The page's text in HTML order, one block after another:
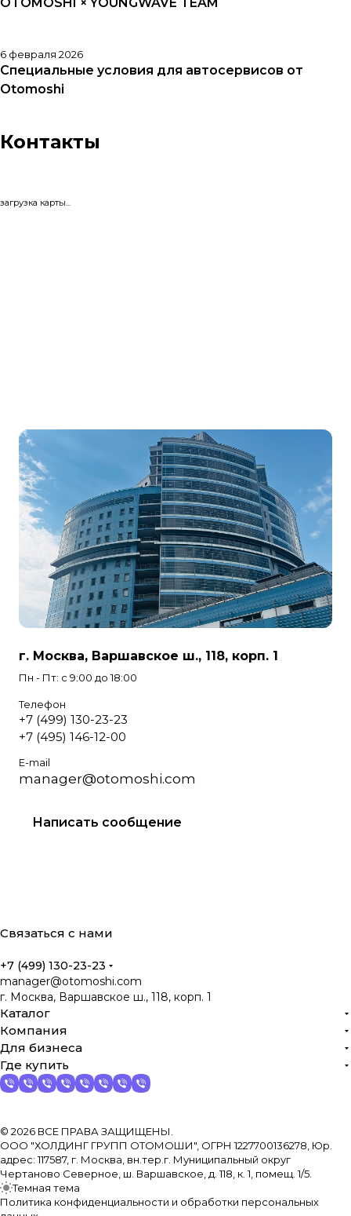
6 февраля 2026
Специальные условия для автосервисов от
Otomoshi
Контакты
г. Москва, Варшавское ш., 118, корп. 1
Пн - Пт: с 9:00 до 18:00
Телефон
+7 (499) 130-23-23
+7 (495) 146-12-00
E-mail
manager@otomoshi.com
Написать сообщение
загрузка карты...
Связаться с нами
+7 (499) 130-23-23
manager@otomoshi.com
г. Москва, Варшавское ш., 118, корп. 1
Каталог
Компания
Для бизнеса
Где купить
© 2026 ВСЕ ПРАВА ЗАЩИЩЕНЫ.
ООО "ХОЛДИНГ ГРУПП ОТОМОШИ", ОГРН 1227700136278, Юр.
адрес: 117587, г. Москва, вн.тер.г. Муниципальный округ
Чертаново Северное, ш. Варшавское, д. 118, к. 1, помещ. 1/5.
Темная тема
Политика конфиденциальности и обработки персональных